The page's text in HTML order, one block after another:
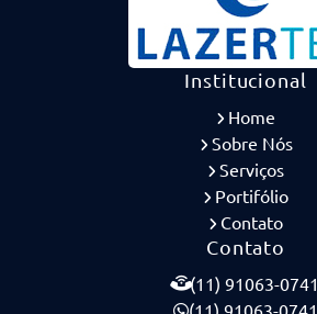
Institucional
Home
Sobre Nós
Serviços
Portifólio
Contato
Contato
(11) 91063-0741
(11) 91063-0741